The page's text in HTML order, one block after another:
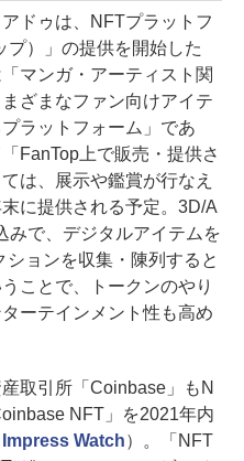
ドゥは、NFTプラットフ
プ）」の提供を開始した
マンガ・アーティスト関
ざまなファン向けアイテ
ラットフォーム」であ
FanTop上で販売・提供さ
は、展示や鑑賞が行なえ
に提供される予定。3D/A
みで、デジタルアイテムを
ョンを収集・陳列すると
ことで、トークンのやり
ーテインメント性も高め
取引所「Coinbase」もN
NFT」を2021年内
Impress Watch）。「NFT